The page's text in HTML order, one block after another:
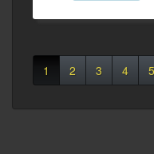
1 2 3 4 5